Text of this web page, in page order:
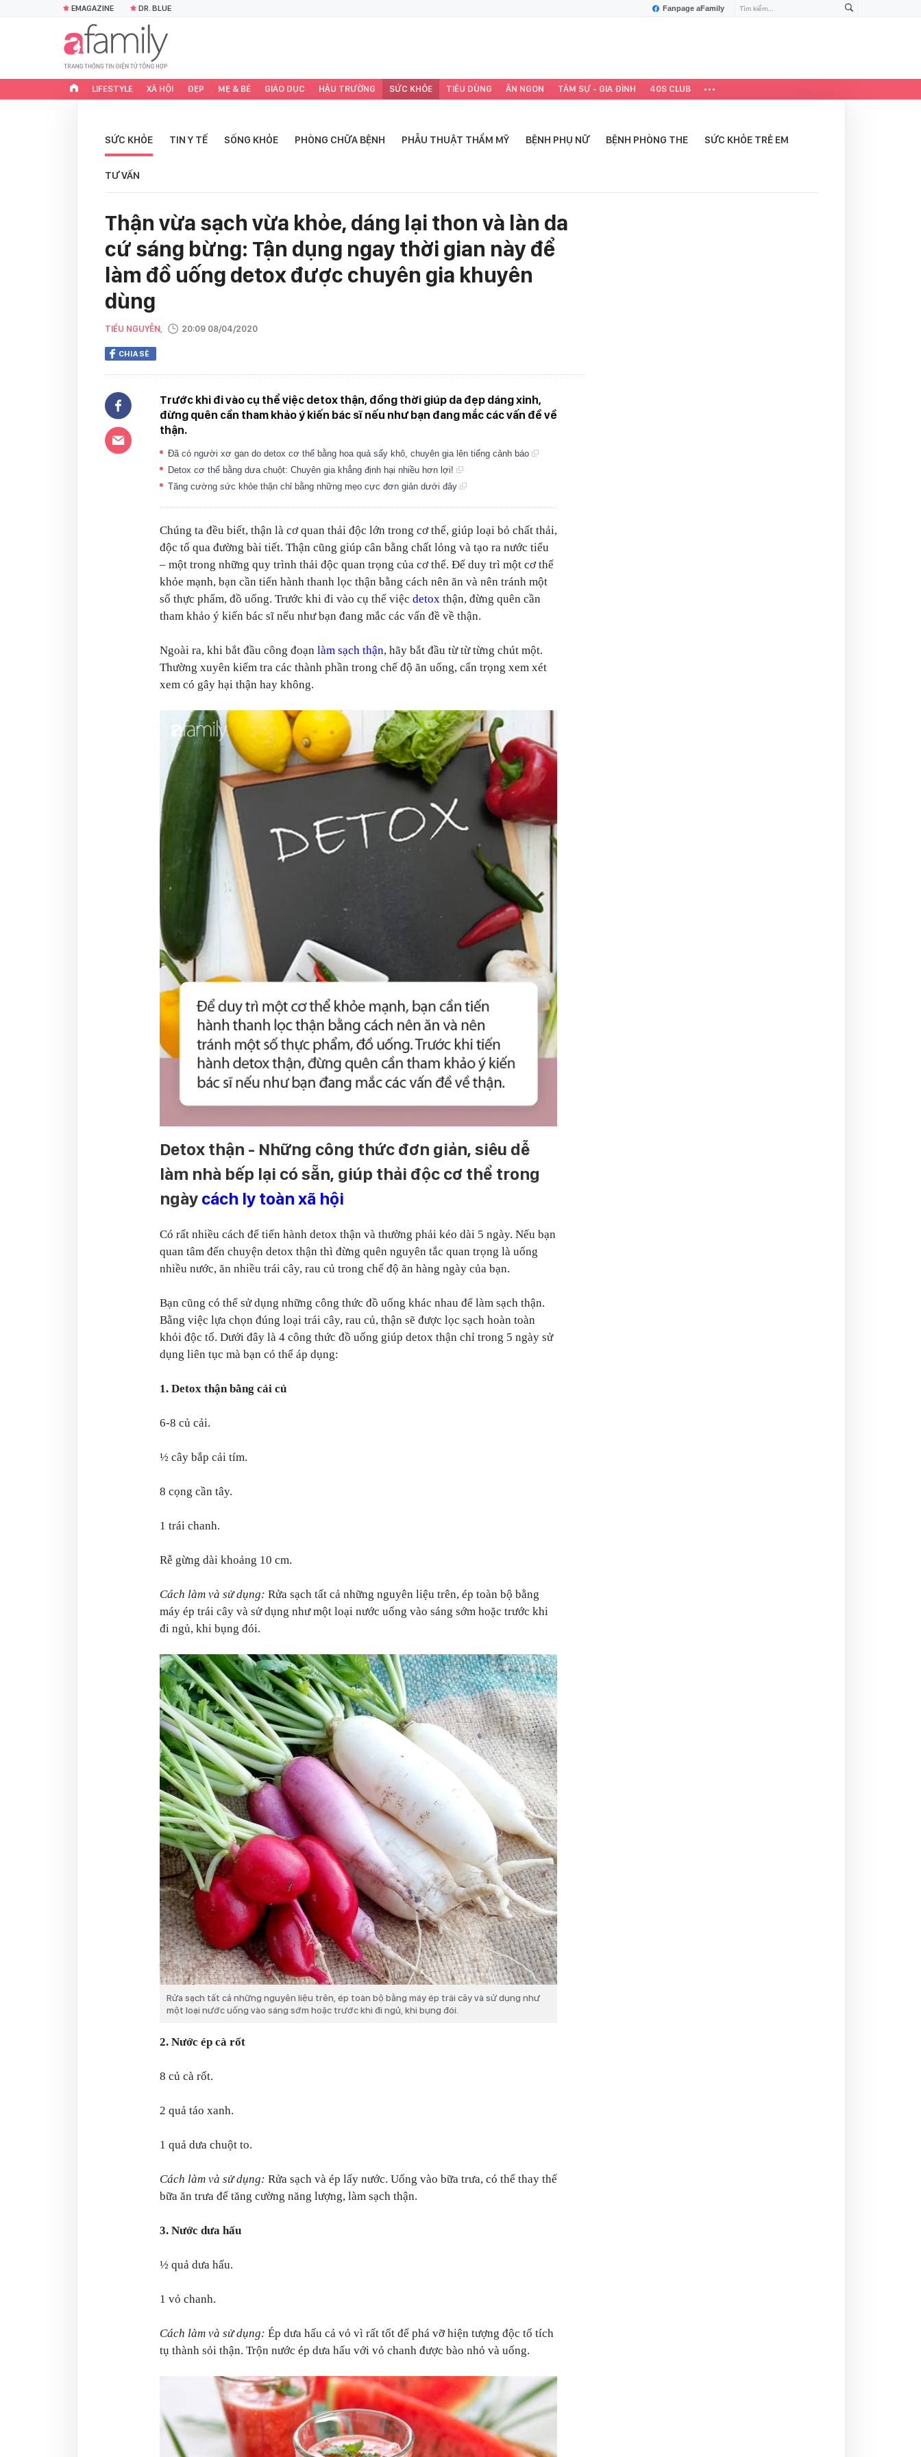
Fanpage aFamily
EMAGAZINE DR. BLUE
LIFESTYLE XÃ HỘI ĐẸP MẸ & BÉ GIÁO DỤC HẬU TRƯỜNG SỨC KHỎE TIÊU DÙNG ĂN NGON TÂM SỰ - GIA ĐÌNH 40S CLUB
SỨC KHỎE TIN Y TẾ SỐNG KHỎE PHÒNG CHỮA BỆNH PHẪU THUẬT THẨM MỸ BỆNH PHỤ NỮ BỆNH PHÒNG THE SỨC KHỎE TRẺ EM
TƯ VẤN
Thận vừa sạch vừa khỏe, dáng lại thon và làn da
cứ sáng bừng: Tận dụng ngay thời gian này để
làm đồ uống detox được chuyên gia khuyên
dùng
TIỂU NGUYỄN, 20:09 08/04/2020
CHIA SẺ
Trước khi đi vào cụ thể việc detox thận, đồng thời giúp da đẹp dáng xinh,
đừng quên cần tham khảo ý kiến bác sĩ nếu như bạn đang mắc các vấn đề về
thận.
Đã có người xơ gan do detox cơ thể bằng hoa quả sấy khô, chuyên gia lên tiếng cảnh báo
Detox cơ thể bằng dưa chuột: Chuyên gia khẳng định hại nhiều hơn lợi!
Tăng cường sức khỏe thận chỉ bằng những mẹo cực đơn giản dưới đây
Chúng ta đều biết, thận là cơ quan thải độc lớn trong cơ thể, giúp loại bỏ chất thải,
độc tố qua đường bài tiết. Thận cũng giúp cân bằng chất lỏng và tạo ra nước tiểu
– một trong những quy trình thải độc quan trọng của cơ thể. Để duy trì một cơ thể
khỏe mạnh, bạn cần tiến hành thanh lọc thận bằng cách nên ăn và nên tránh một
số thực phẩm, đồ uống. Trước khi đi vào cụ thể việc detox thận, đừng quên cần
tham khảo ý kiến bác sĩ nếu như bạn đang mắc các vấn đề về thận.
Ngoài ra, khi bắt đầu công đoạn làm sạch thận, hãy bắt đầu từ từ từng chút một.
Thường xuyên kiểm tra các thành phần trong chế độ ăn uống, cẩn trọng xem xét
xem có gây hại thận hay không.
Detox thận - Những công thức đơn giản, siêu dễ
làm nhà bếp lại có sẵn, giúp thải độc cơ thể trong
ngày cách ly toàn xã hội
Có rất nhiều cách để tiến hành detox thận và thường phải kéo dài 5 ngày. Nếu bạn
quan tâm đến chuyện detox thận thì đừng quên nguyên tắc quan trọng là uống
nhiều nước, ăn nhiều trái cây, rau củ trong chế độ ăn hàng ngày của bạn.
Bạn cũng có thể sử dụng những công thức đồ uống khác nhau để làm sạch thận.
Bằng việc lựa chọn đúng loại trái cây, rau củ, thận sẽ được lọc sạch hoàn toàn
khỏi độc tố. Dưới đây là 4 công thức đồ uống giúp detox thận chỉ trong 5 ngày sử
dụng liên tục mà bạn có thể áp dụng:
1. Detox thận bằng cải củ
6-8 củ cải.
½ cây bắp cải tím.
8 cọng cần tây.
1 trái chanh.
Rễ gừng dài khoảng 10 cm.
Cách làm và sử dụng: Rửa sạch tất cả những nguyên liệu trên, ép toàn bộ bằng
máy ép trái cây và sử dụng như một loại nước uống vào sáng sớm hoặc trước khi
đi ngủ, khi bụng đói.
Rửa sạch tất cả những nguyên liệu trên, ép toàn bộ bằng máy ép trái cây và sử dụng như
một loại nước uống vào sáng sớm hoặc trước khi đi ngủ, khi bụng đói.
2. Nước ép cà rốt
8 củ cà rốt.
2 quả táo xanh.
1 quả dưa chuột to.
Cách làm và sử dụng: Rửa sạch và ép lấy nước. Uống vào bữa trưa, có thể thay thế
bữa ăn trưa để tăng cường năng lượng, làm sạch thận.
3. Nước dưa hấu
½ quả dưa hấu.
1 vỏ chanh.
Cách làm và sử dụng: Ép dưa hấu cả vỏ vì rất tốt để phá vỡ hiện tượng độc tố tích
tụ thành sỏi thận. Trộn nước ép dưa hấu với vỏ chanh được bào nhỏ và uống.